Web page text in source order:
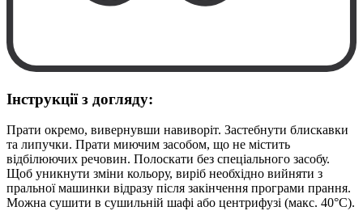
Інструкції з догляду:
Прати окремо, вивернувши навиворіт. Застебнути блискавки
та липучки. Прати миючим засобом, що не містить
відбілюючих речовин. Полоскати без спеціального засобу.
Щоб уникнути зміни кольору, виріб необхідно вийняти з
пральної машинки відразу після закінчення програми прання.
Можна сушити в сушильній шафі або центрифузі (макс. 40°C).